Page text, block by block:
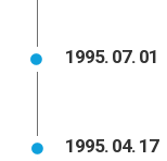
1995. 07. 01
1995. 04. 17